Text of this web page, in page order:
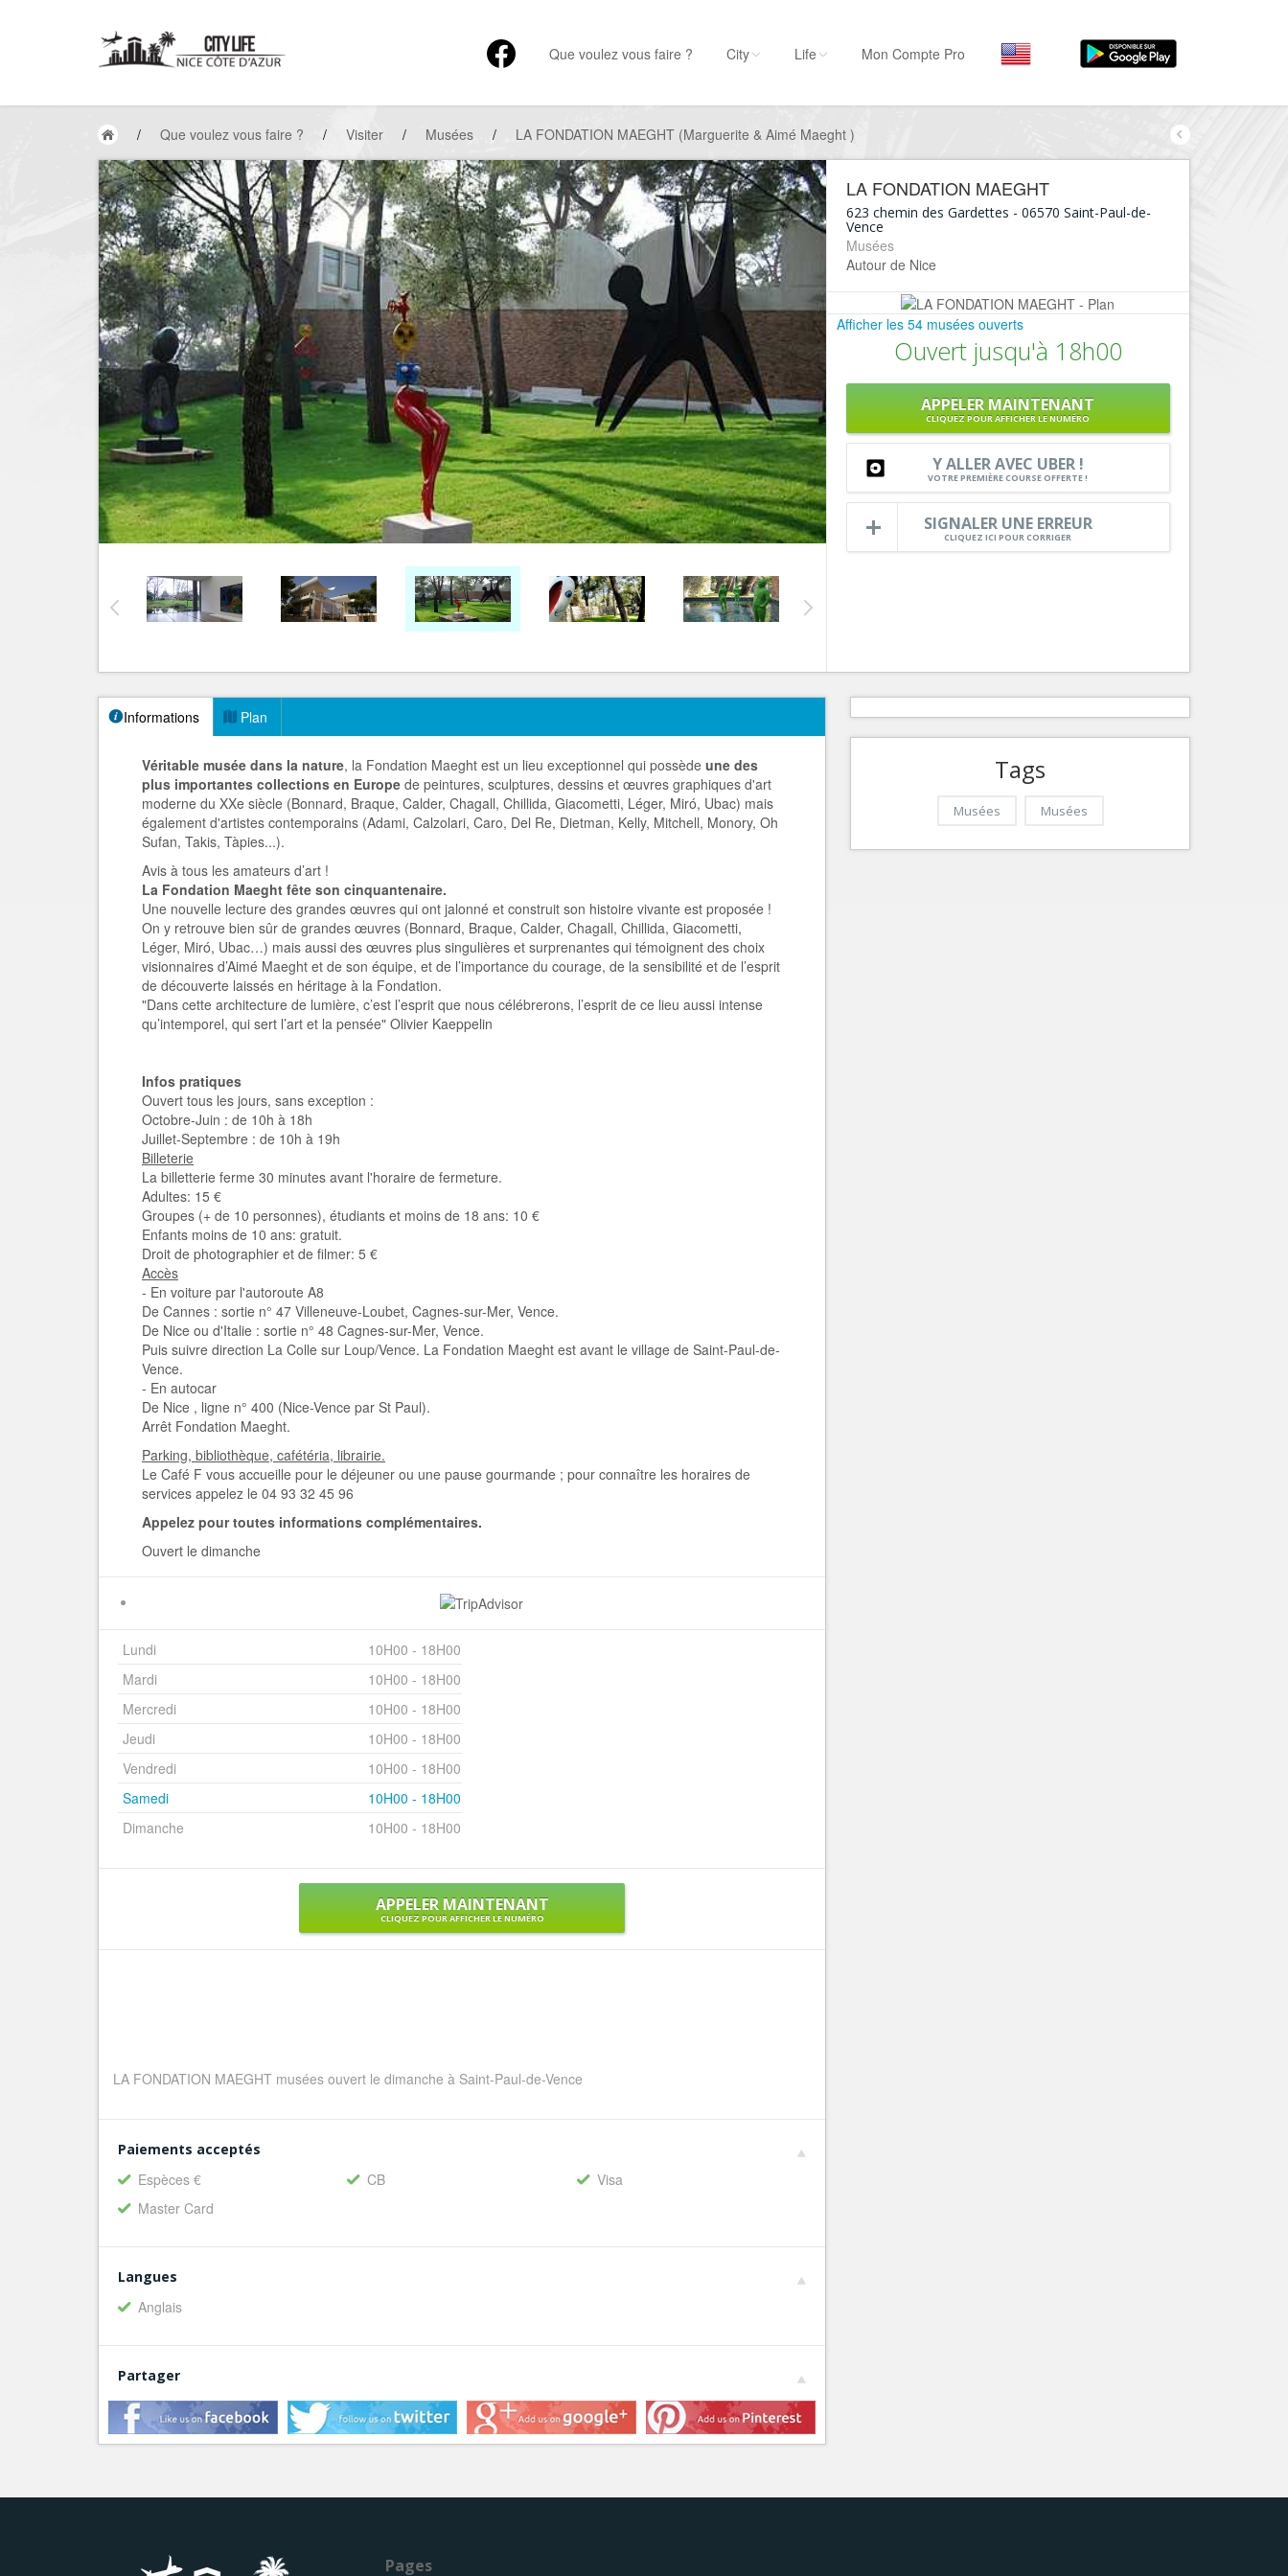
Que voulez vous faire ?
Hôtels, ...
Restaurants, ...
Commerces
Mode, ...
Loisirs
Plages, sports, ...
Services
Tourisme, ...
Par quartiers
Nice Promenade du
Nice la plaine du Var
Nice le Carré d’Or
City Life Mon Compte Pro
/ Que voulez vous faire ? / Visiter / Musées / LA FONDATION MAEGHT (Marguerite & Aimé Maeght )
LA FONDATION MAEGHT
623 chemin des Gardettes - 06570 Saint-Paul-de-
Vence
Musées
Autour de Nice
Afficher les 54 musées ouverts
Ouvert jusqu'à 18h00
APPELER MAINTENANT
CLIQUEZ POUR AFFICHER LE NUMÉRO
Y ALLER AVEC UBER !
VOTRE PREMIÈRE COURSE OFFERTE !
SIGNALER UNE ERREUR
CLIQUEZ ICI POUR CORRIGER
Informations Plan
Véritable musée dans la nature, la Fondation Maeght est un lieu exceptionnel qui possède une des
plus importantes collections en Europe de peintures, sculptures, dessins et œuvres graphiques d'art
moderne du XXe siècle (Bonnard, Braque, Calder, Chagall, Chillida, Giacometti, Léger, Miró, Ubac) mais
également d'artistes contemporains (Adami, Calzolari, Caro, Del Re, Dietman, Kelly, Mitchell, Monory, Oh
Sufan, Takis, Tàpies...).
Avis à tous les amateurs d’art !
La Fondation Maeght fête son cinquantenaire.
Une nouvelle lecture des grandes œuvres qui ont jalonné et construit son histoire vivante est proposée !
On y retrouve bien sûr de grandes œuvres (Bonnard, Braque, Calder, Chagall, Chillida, Giacometti,
Léger, Miró, Ubac…) mais aussi des œuvres plus singulières et surprenantes qui témoignent des choix
visionnaires d’Aimé Maeght et de son équipe, et de l’importance du courage, de la sensibilité et de l’esprit
de découverte laissés en héritage à la Fondation.
"Dans cette architecture de lumière, c’est l’esprit que nous célébrerons, l’esprit de ce lieu aussi intense
qu’intemporel, qui sert l’art et la pensée" Olivier Kaeppelin
Infos pratiques
Ouvert tous les jours, sans exception :
Octobre-Juin : de 10h à 18h
Juillet-Septembre : de 10h à 19h
Billeterie
La billetterie ferme 30 minutes avant l'horaire de fermeture.
Adultes: 15 €
Groupes (+ de 10 personnes), étudiants et moins de 18 ans: 10 €
Enfants moins de 10 ans: gratuit.
Droit de photographier et de filmer: 5 €
Accès
- En voiture par l'autoroute A8
De Cannes : sortie n° 47 Villeneuve-Loubet, Cagnes-sur-Mer, Vence.
De Nice ou d'Italie : sortie n° 48 Cagnes-sur-Mer, Vence.
Puis suivre direction La Colle sur Loup/Vence. La Fondation Maeght est avant le village de Saint-Paul-de-
Vence.
- En autocar
De Nice , ligne n° 400 (Nice-Vence par St Paul).
Arrêt Fondation Maeght.
Parking, bibliothèque, cafétéria, librairie.
Le Café F vous accueille pour le déjeuner ou une pause gourmande ; pour connaître les horaires de
services appelez le 04 93 32 45 96
Appelez pour toutes informations complémentaires.
Ouvert le dimanche
Lundi
10H00 - 18H00
Mardi
10H00 - 18H00
Mercredi
10H00 - 18H00
Jeudi
10H00 - 18H00
Vendredi
10H00 - 18H00
Samedi
10H00 - 18H00
Dimanche
10H00 - 18H00
APPELER MAINTENANT
CLIQUEZ POUR AFFICHER LE NUMÉRO
LA FONDATION MAEGHT musées ouvert le dimanche à Saint-Paul-de-Vence
Paiements acceptés
Espèces € CB
Visa
Master Card
Langues
Anglais
Partager
Tags
Musées Musées
Pages